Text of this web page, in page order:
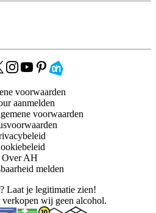
voorwaarden
aanmelden
voorwaarden
Over AH
melden
Laat je legitimatie zien!
verkopen wij geen alcohol.